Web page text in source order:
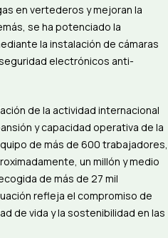
en vertederos y mejoran la
se ha potenciado la
la instalación de cámaras
electrónicos anti-
de la actividad internacional
y capacidad operativa de la
de más de 600 trabajadores,
un millón y medio
de más de 27 mil
refleja el compromiso de
de vida y la sostenibilidad en las